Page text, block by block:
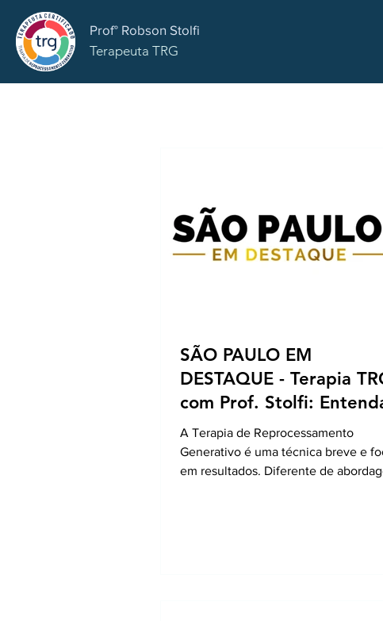
Prof° Robson Stolfi
Terapeuta TRG
SÃO PAULO EM
DESTAQUE - Terapia
com Prof. Stolfi:
como a TRG mudou sua
vida e a de seus
A Terapia de Reprocessamento
Generativo é uma técnica breve e
em resultados. Diferente de